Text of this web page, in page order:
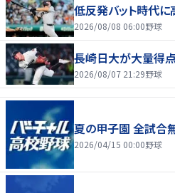
低反発バット時代
2026/08/08 06:00野球
長崎日大が大量得
2026/08/07 21:29野球
夏の甲子園 全試合
2026/04/15 00:00野球